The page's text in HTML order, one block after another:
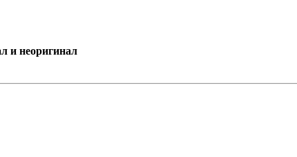
и неоригинал